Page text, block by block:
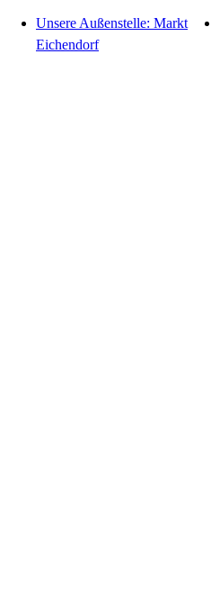
Unsere Außenstelle: Markt
Eichendorf